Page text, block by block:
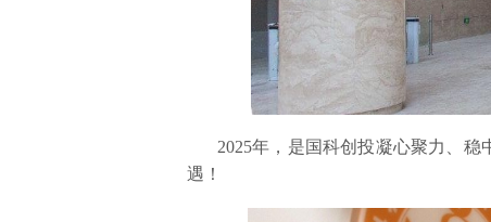
2025年，是国科创投凝心聚力、
遇！